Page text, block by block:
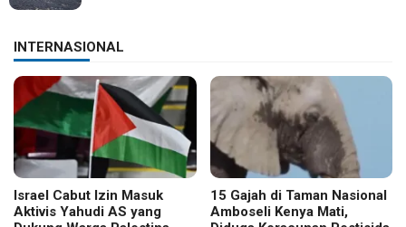
INTERNASIONAL
Israel Cabut Izin Masuk
Aktivis Yahudi AS yang
15 Gajah di Taman Nasional
Amboseli Kenya Mati,